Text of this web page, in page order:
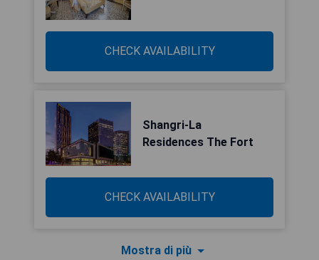
CHECK AVAILABILITY
Shangri-La
Residences The Fort
CHECK AVAILABILITY
Mostra di più